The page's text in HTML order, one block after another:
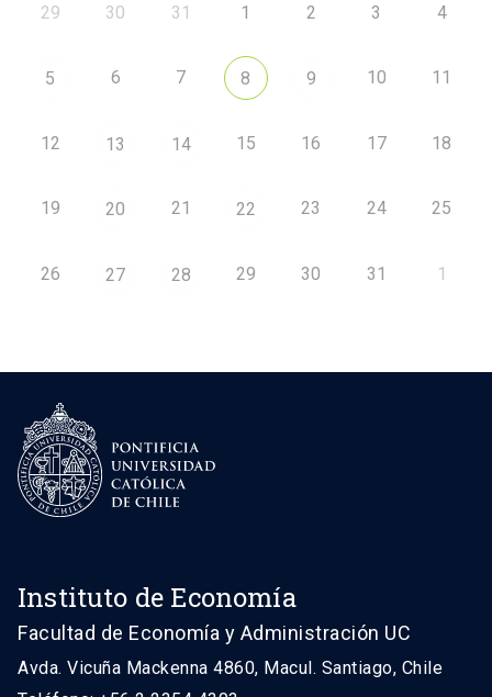
29 30 31 1 2 3 4
5 6 7 8 9 10 11
12 13 14 15 16 17 18
19 20 21 22 23 24 25
26 27 28 29 30 31 1
Instituto de Economía
Facultad de Economía y Administración UC
Avda. Vicuña Mackenna 4860, Macul. Santiago, Chile